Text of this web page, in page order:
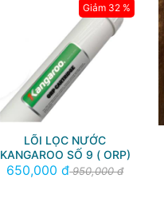
LÕI LỌC NƯỚC
KANGAROO SỐ 9 ( ORP)
650,000 đ950,000 đ
Giảm 32 %